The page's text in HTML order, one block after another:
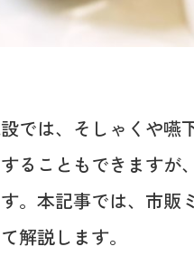
では、そしゃくや嚥
ることもできます
。本記事では、市販
解説します。